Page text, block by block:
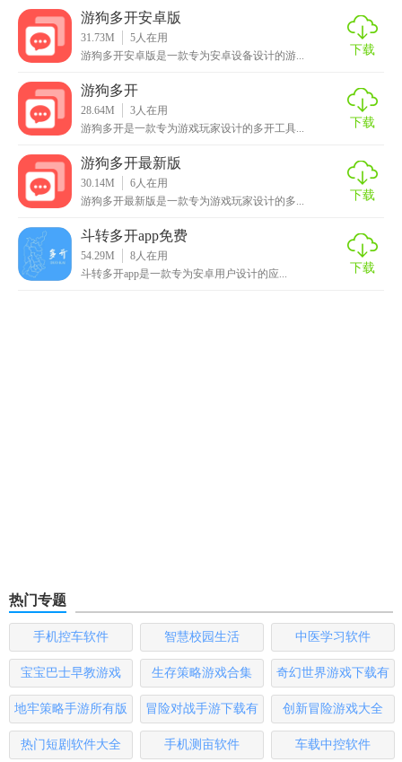
游狗多开安卓版
31.73M 5人在用
游狗多开安卓版是一款专为安卓设备设计的游...
下载
游狗多开
28.64M 3人在用
游狗多开是一款专为游戏玩家设计的多开工具...
下载
游狗多开最新版
30.14M 6人在用
游狗多开最新版是一款专为游戏玩家设计的多...
下载
斗转多开app免费
54.29M 8人在用
斗转多开app是一款专为安卓用户设计的应...
下载
热门专题
手机控车软件 智慧校园生活 中医学习软件
宝宝巴士早教游戏 生存策略游戏合集
奇幻世界游戏下载有
哪些
地牢策略手游所有版
本
冒险对战手游下载有
哪些
创新冒险游戏大全
热门短剧软件大全 手机测亩软件 车载中控软件